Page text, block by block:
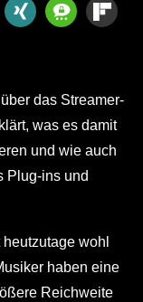
das Streamer-
was es damit
und wie auch
Plug-ins und
wohl
haben eine
Reichweite